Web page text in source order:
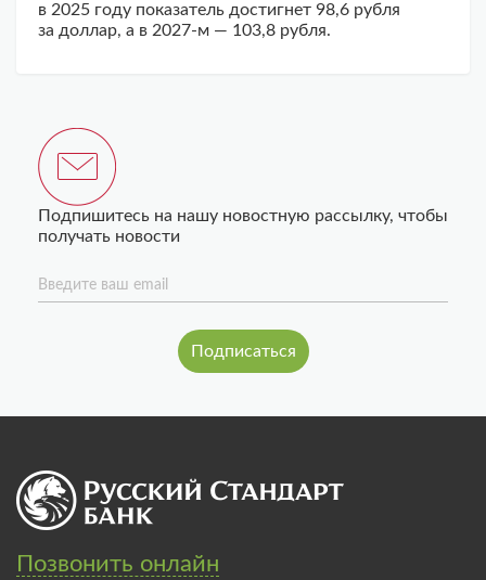
в 2025 году показатель достигнет 98,6 рубля
за доллар, а в 2027-м — 103,8 рубля.
Подпишитесь на нашу новостную рассылку, чтобы
получать новости
Введите ваш email
Позвонить онлайн